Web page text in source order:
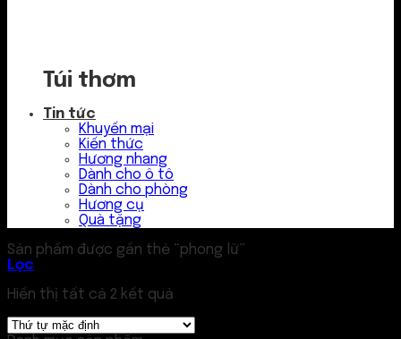
Túi thơm
Tin tức
Khuyến mại
Kiến thức
Hương nhang
Dành cho ô tô
Dành cho phòng
Hương cụ
Quà tặng
Sản phẩm được gắn thẻ “phong lữ”
Lọc
Hiển thị tất cả 2 kết quả